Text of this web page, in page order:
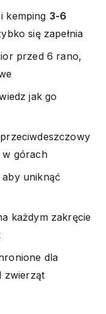
kemping 3-6
się zapełnia
przed 6 rano,
jak go
w górach
uniknąć
każdym zakręcie
dla
zwierząt